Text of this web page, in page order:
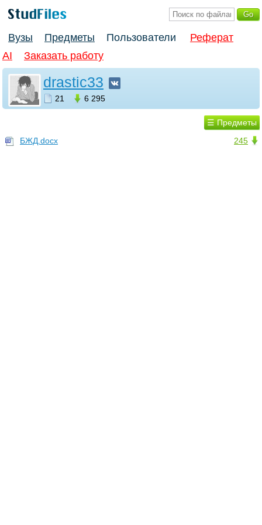
Вузы Предметы Пользователи
Реферат
AI
Заказать работу
drastic33
21 6 295
☰ Предметы
245
БЖД.docx